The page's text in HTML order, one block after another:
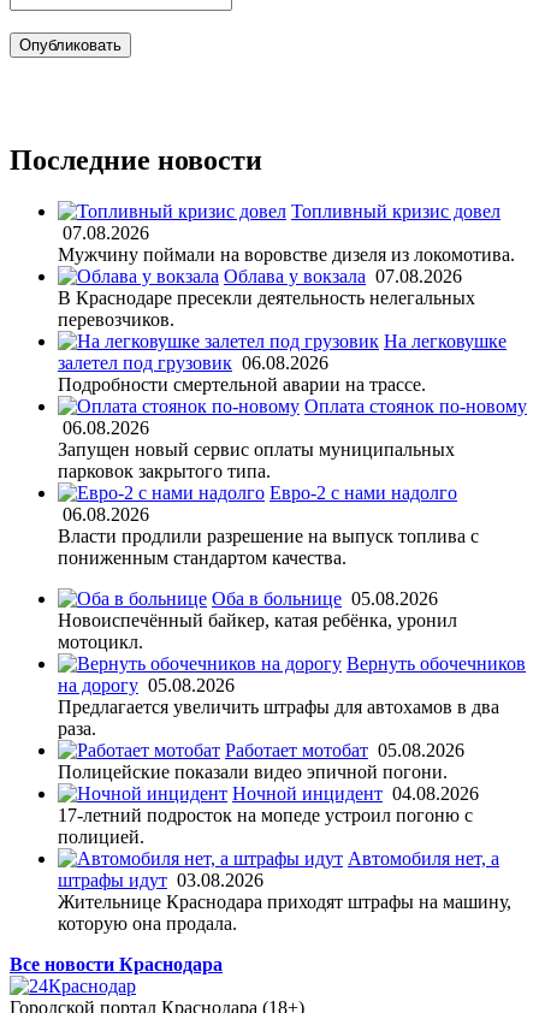
Последние новости
Топливный кризис довел
07.08.2026
Мужчину поймали на воровстве дизеля из локомотива.
Облава у вокзала 07.08.2026
В Краснодаре пресекли деятельность нелегальных
перевозчиков.
На легковушке
залетел под грузовик 06.08.2026
Подробности смертельной аварии на трассе.
Оплата стоянок по-новому
06.08.2026
Запущен новый сервис оплаты муниципальных
парковок закрытого типа.
Евро-2 с нами надолго
06.08.2026
Власти продлили разрешение на выпуск топлива с
пониженным стандартом качества.
Оба в больнице 05.08.2026
Новоиспечённый байкер, катая ребёнка, уронил
мотоцикл.
Вернуть обочечников
на дорогу 05.08.2026
Предлагается увеличить штрафы для автохамов в два
раза.
Работает мотобат 05.08.2026
Полицейские показали видео эпичной погони.
Ночной инцидент 04.08.2026
17-летний подросток на мопеде устроил погоню с
полицией.
Автомобиля нет, а
штрафы идут 03.08.2026
Жительнице Краснодара приходят штрафы на машину,
которую она продала.
Все новости Краснодара
Городской портал Краснодара (18+)